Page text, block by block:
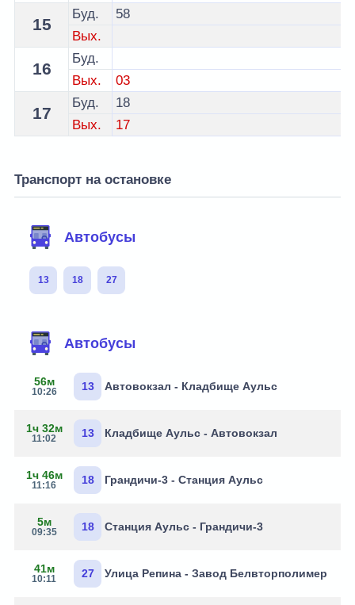
15
Буд.
58
Вых.
16
Буд.
Вых.
03
17
Буд.
18
Вых.
17
Транспорт на остановке
Автобусы
13 18 27
Автобусы
56м
10:26 13 Автовокзал - Кладбище Аульс
1ч 32м
11:02 13 Кладбище Аульс - Автовокзал
1ч 46м
11:16 18 Грандичи-3 - Станция Аульс
5м
09:35 18 Станция Аульс - Грандичи-3
41м
10:11 27 Улица Репина - Завод Белвторполимер